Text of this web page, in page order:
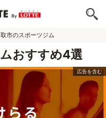
市のスポーツジム
おすすめ4選